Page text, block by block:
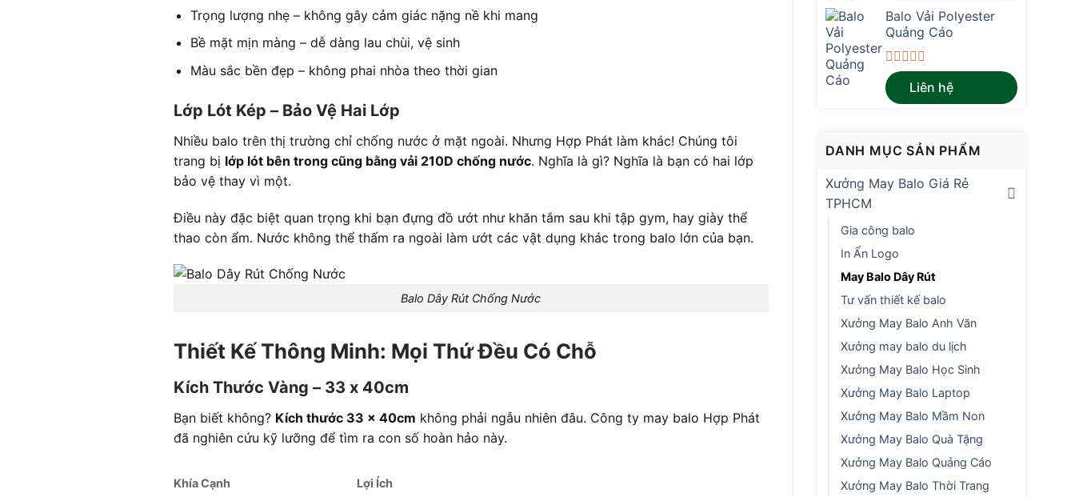
5
sao
Balo Vải Polyester
Quảng Cáo
Được
xếp
hạng
Liên hệ
DANH MỤC SẢN PHẨM
Xưởng May Balo Giá Rẻ
TPHCM
Gia công balo
In Ấn Logo
May Balo Dây Rút
Tư vấn thiết kế balo
Xưởng May Balo Anh Văn
Xưởng may balo du lịch
Xưởng May Balo Học Sinh
Xưởng May Balo Laptop
Xưởng May Balo Mầm Non
Xưởng May Balo Quà Tặng
Xưởng May Balo Quảng Cáo
Xưởng May Balo Thời Trang
Trọng lượng nhẹ – không gây cảm giác nặng nề khi mang
Bề mặt mịn màng – dễ dàng lau chùi, vệ sinh
Màu sắc bền đẹp – không phai nhòa theo thời gian
Lớp Lót Kép – Bảo Vệ Hai Lớp
Nhiều balo trên thị trường chỉ chống nước ở mặt ngoài. Nhưng Hợp Phát làm khác! Chúng tôi
trang bị lớp lót bên trong cũng bằng vải 210D chống nước. Nghĩa là gì? Nghĩa là bạn có hai lớp
bảo vệ thay vì một.
Điều này đặc biệt quan trọng khi bạn đựng đồ ướt như khăn tắm sau khi tập gym, hay giày thể
thao còn ẩm. Nước không thể thấm ra ngoài làm ướt các vật dụng khác trong balo lớn của bạn.
Balo Dây Rút Chống Nước
Thiết Kế Thông Minh: Mọi Thứ Đều Có Chỗ
Kích Thước Vàng – 33 x 40cm
Bạn biết không? Kích thước 33 x 40cm không phải ngẫu nhiên đâu. Công ty may balo Hợp Phát
đã nghiên cứu kỹ lưỡng để tìm ra con số hoàn hảo này.
Khía Cạnh Lợi Ích